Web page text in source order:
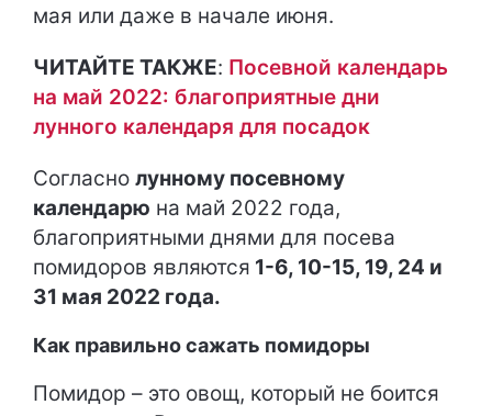
мая или даже в начале июня.
ЧИТАЙТЕ ТАКЖЕ: Посевной календарь
на май 2022: благоприятные дни
лунного календаря для посадок
Согласно лунному посевному
календарю на май 2022 года,
благоприятными днями для посева
помидоров являются 1-6, 10-15, 19, 24 и
31 мая 2022 года.
Как правильно сажать помидоры
Помидор – это овощ, который не боится